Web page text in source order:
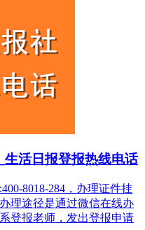
活日报登报热线电话
8018-284，办理证件挂
理途径是通过微信在线办
登报老师，发出登报申请